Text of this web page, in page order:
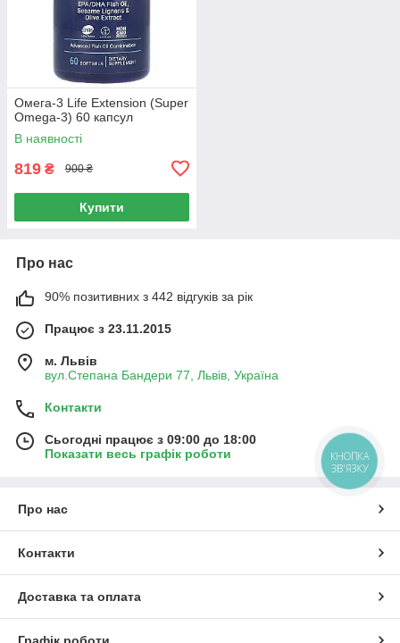
Омега-3 Life Extension (Super
Omega-3) 60 капсул
В наявності
819 ₴ 900 ₴
Купити
Про нас
90% позитивних з 442 відгуків за рік
Працює з 23.11.2015
м. Львів
вул.Степана Бандери 77, Львів, Україна
Контакти
Сьогодні працює з 09:00 до 18:00
Показати весь графік роботи
Про нас
Контакти
Доставка та оплата
КНОПКА
ЗВ'ЯЗКУ